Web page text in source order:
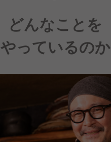
どんなことを
やっているのか